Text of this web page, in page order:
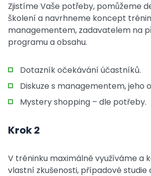
Zjistíme Vaše potřeby, pomůžeme
školení a navrhneme koncept
managementem, zadavatelem na
programu a obsahu.
Dotazník očekávání účastníků.
Diskuze s managementem, jeho
Mystery shopping – dle potřeby.
Krok 2
V tréninku maximálně využíváme a
vlastní zkušenosti, případové studie